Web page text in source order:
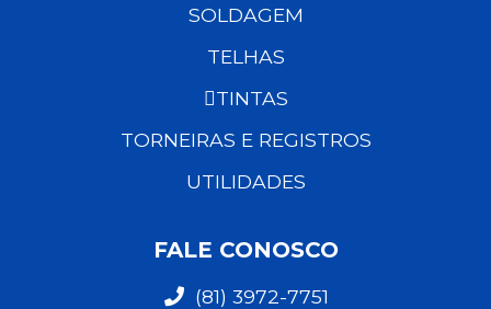
SOLDAGEM
TELHAS
TINTAS
TORNEIRAS E REGISTROS
UTILIDADES
FALE CONOSCO
(81) 3972-7751